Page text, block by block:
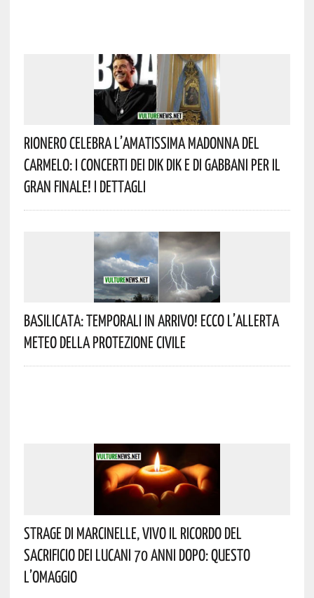
Rionero Celebra L’amatissima Madonna Del
Carmelo: I Concerti Dei DIK DIK E Di Gabbani Per Il
Gran Finale! I Dettagli
Basilicata: Temporali In Arrivo! Ecco L’allerta
Meteo Della Protezione Civile
Strage Di Marcinelle, Vivo Il Ricordo Del
Sacrificio Dei Lucani 70 Anni Dopo: Questo
L’omaggio